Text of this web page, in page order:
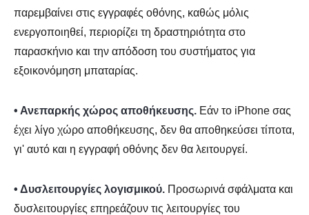
παρεμβαίνει στις εγγραφές οθόνης, καθώς μόλις
ενεργοποιηθεί, περιορίζει τη δραστηριότητα στο
παρασκήνιο και την απόδοση του συστήματος για
εξοικονόμηση μπαταρίας.
• Ανεπαρκής χώρος αποθήκευσης. Εάν το iPhone σας
έχει λίγο χώρο αποθήκευσης, δεν θα αποθηκεύσει τίποτα,
γι' αυτό και η εγγραφή οθόνης δεν θα λειτουργεί.
• Δυσλειτουργίες λογισμικού. Προσωρινά σφάλματα και
δυσλειτουργίες επηρεάζουν τις λειτουργίες του